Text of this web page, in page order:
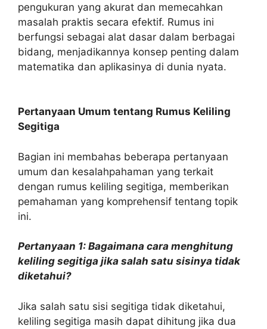
pengukuran yang akurat dan memecahkan
masalah praktis secara efektif. Rumus ini
berfungsi sebagai alat dasar dalam berbagai
bidang, menjadikannya konsep penting dalam
matematika dan aplikasinya di dunia nyata.
Pertanyaan Umum tentang Rumus Keliling
Segitiga
Bagian ini membahas beberapa pertanyaan
umum dan kesalahpahaman yang terkait
dengan rumus keliling segitiga, memberikan
pemahaman yang komprehensif tentang topik
ini.
Pertanyaan 1: Bagaimana cara menghitung
keliling segitiga jika salah satu sisinya tidak
diketahui?
Jika salah satu sisi segitiga tidak diketahui,
keliling segitiga masih dapat dihitung jika dua